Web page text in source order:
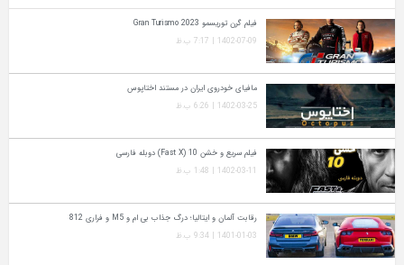
فیلم گرن توریسمو Gran Turismo 2023
1402-07-09 | 7:17 ب.ظ
مافیای خودروی ایران در مستند اختاپوس
1402-03-25 | 6:26 ب.ظ
فیلم سریع و خشن 10 (Fast X) دوبله فارسی
1402-03-11 | 1:48 ب.ظ
رقابت آلمان و ایتالیا؛ درگ جذاب بی ام و M5 و فراری 812
1401-01-03 | 9:34 ب.ظ